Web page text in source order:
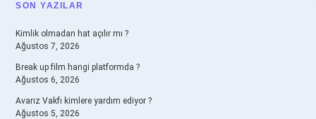
SIDEBAR
SON YAZILAR
Kimlik olmadan hat açılır mı ?
Ağustos 7, 2026
Break up film hangi platformda ?
Ağustos 6, 2026
Avarız Vakfı kimlere yardım ediyor ?
Ağustos 5, 2026